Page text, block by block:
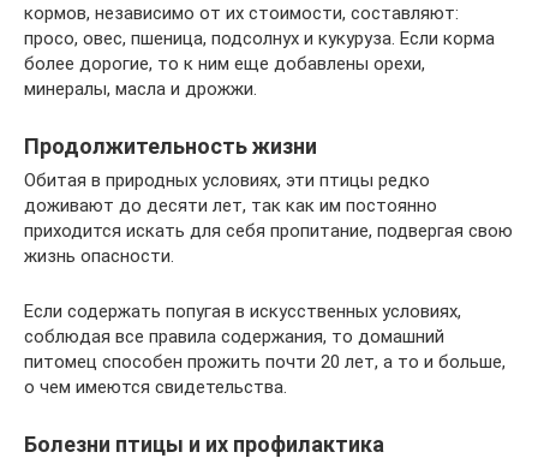
кормов, независимо от их стоимости, составляют:
просо, овес, пшеница, подсолнух и кукуруза. Если корма
более дорогие, то к ним еще добавлены орехи,
минералы, масла и дрожжи.
Продолжительность жизни
Обитая в природных условиях, эти птицы редко
доживают до десяти лет, так как им постоянно
приходится искать для себя пропитание, подвергая свою
жизнь опасности.
Если содержать попугая в искусственных условиях,
соблюдая все правила содержания, то домашний
питомец способен прожить почти 20 лет, а то и больше,
о чем имеются свидетельства.
Болезни птицы и их профилактика